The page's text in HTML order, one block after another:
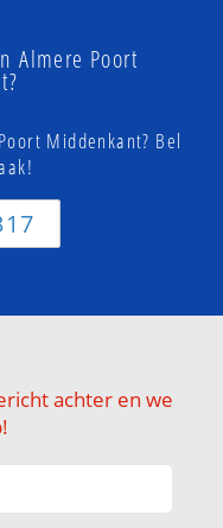
Almere Poort
Middenkant? Bel
achter en we